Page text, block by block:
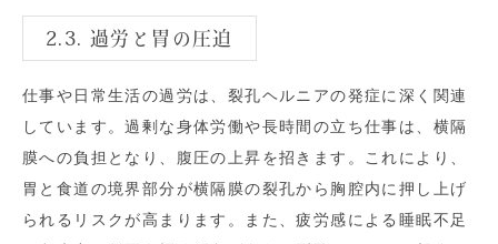
2.3. 過労と胃の圧迫
仕事や日常生活の過労は、裂孔ヘルニアの発症に深く関連
しています。過剰な身体労働や長時間の立ち仕事は、横隔
膜への負担となり、腹圧の上昇を招きます。これにより、
胃と食道の境界部分が横隔膜の裂孔から胸腔内に押し上げ
られるリスクが高まります。また、疲労感による睡眠不足